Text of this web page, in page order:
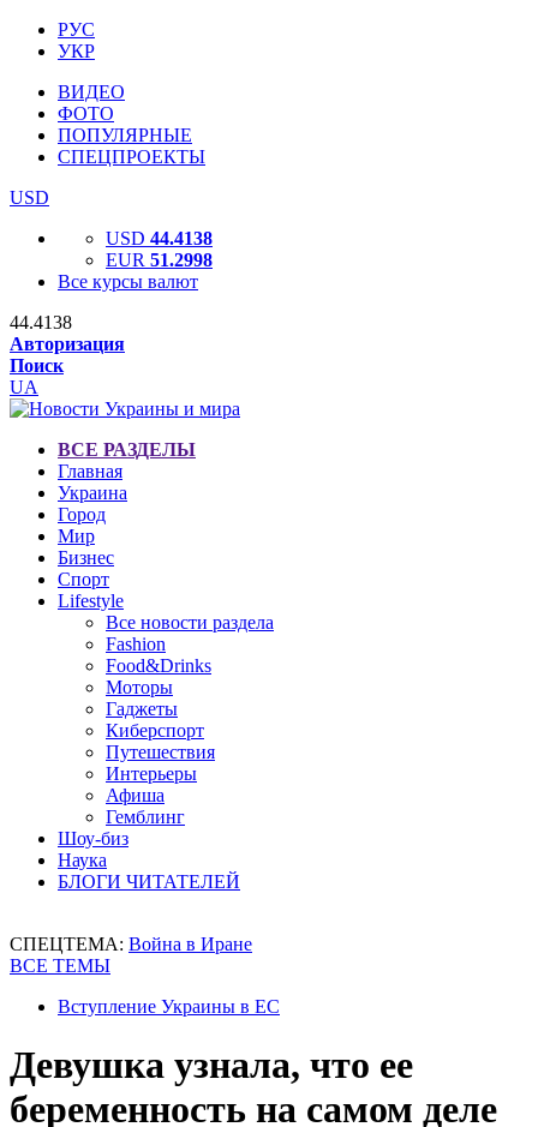
РУС
УКР
ВИДЕО
ФОТО
ПОПУЛЯРНЫЕ
СПЕЦПРОЕКТЫ
USD
USD 44.4138
EUR 51.2998
Все курсы валют
44.4138
Авторизация
Поиск
UA
ВСЕ РАЗДЕЛЫ
Главная
Украина
Город
Мир
Бизнес
Спорт
Lifestyle
Все новости раздела
Fashion
Food&Drinks
Моторы
Гаджеты
Киберспорт
Путешествия
Интерьеры
Афиша
Гемблинг
Шоу-биз
Наука
БЛОГИ ЧИТАТЕЛЕЙ
СПЕЦТЕМА: Война в Иране
ВСЕ ТЕМЫ
Вступление Украины в ЕС
Девушка узнала, что ее
беременность на самом деле